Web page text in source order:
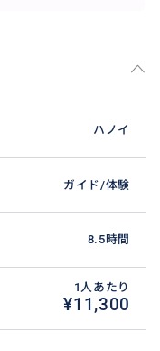
ハノイ
ガイド/体験
8.5時間
1人あたり
¥11,300